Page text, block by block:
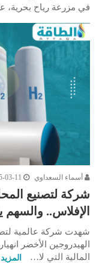
في مزرعة رياح بحرية، على بُعد نحو
أسماء السعداوي 03-11
شركة لتصنيع
الإفلاس.. والسهم
شهدت شركة عالمية
الهيدروجين الأخضر
المالية التي لا…
المزيد